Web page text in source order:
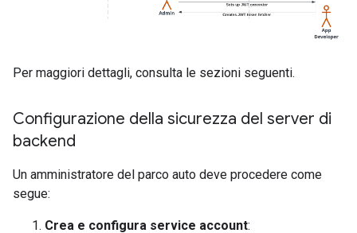
Per maggiori dettagli, consulta le sezioni seguenti.
Configurazione della sicurezza del server di
backend
Un amministratore del parco auto deve procedere come
segue:
Crea e configura service account: